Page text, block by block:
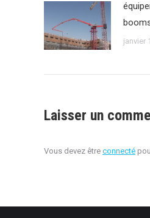
janvier
Laisser un
Vous devez être connecté